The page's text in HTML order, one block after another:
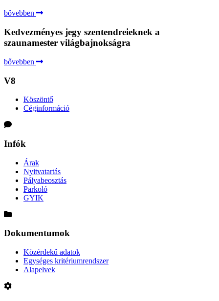
bővebben
Kedvezményes jegy szentendreieknek a
szaunamester világbajnokságra
bővebben
V8
Köszöntő
Céginformáció
Infók
Árak
Nyitvatartás
Pályabeosztás
Parkoló
GYIK
Dokumentumok
Közérdekű adatok
Egységes kritériumrendszer
Alapelvek